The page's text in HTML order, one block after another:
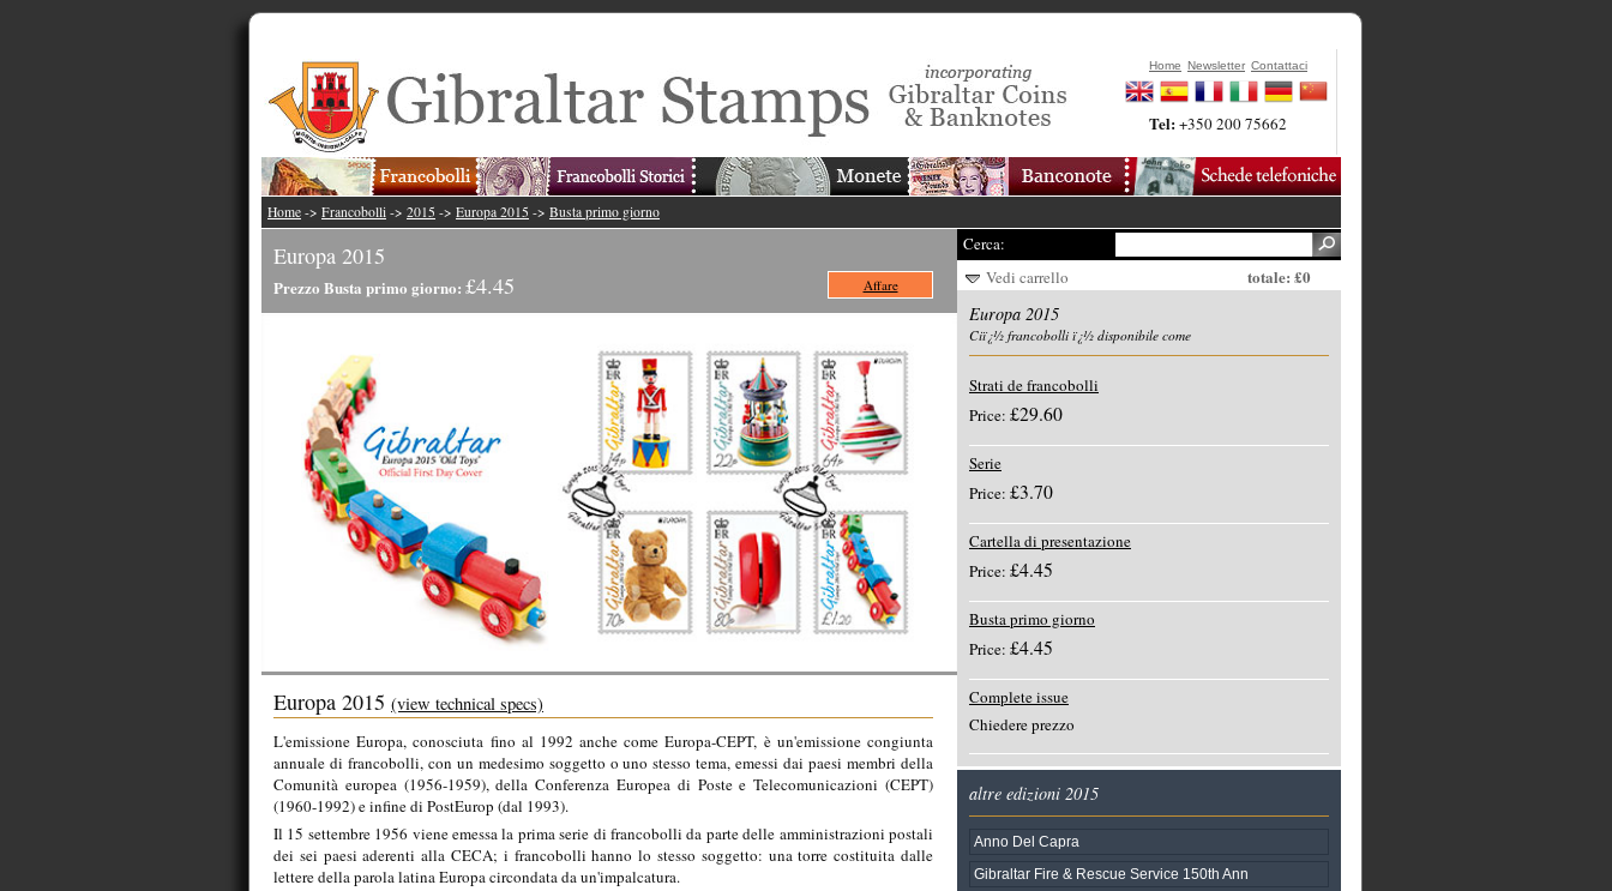
Home Newsletter Contattaci
Tel:+350 200 75662
Home -> Francobolli -> 2015 -> Europa 2015 -> Busta primo giorno
Europa 2015
Prezzo Busta primo giorno: £4.45 Affare
Europa 2015 (view technical specs)
L'emissione Europa, conosciuta fino al 1992 anche come Europa-CEPT, è un'emissione congiunta
annuale di francobolli, con un medesimo soggetto o uno stesso tema, emessi dai paesi membri della
Comunità europea (1956-1959), della Conferenza Europea di Poste e Telecomunicazioni (CEPT)
(1960-1992) e infine di PostEurop (dal 1993).
Il 15 settembre 1956 viene emessa la prima serie di francobolli da parte delle amministrazioni postali
dei sei paesi aderenti alla CECA; i francobolli hanno lo stesso soggetto: una torre costituita dalle
lettere della parola latina Europa circondata da un'impalcatura.
Cerca:
Vedi carrello
totale: £0
Europa 2015
Ciï¿½ francobolli ï¿½ disponibile come
Strati de francobolli
Price: £29.60
Serie
Price: £3.70
Cartella di presentazione
Price: £4.45
Busta primo giorno
Price: £4.45
Complete issue
Chiedere prezzo
altre edizioni 2015
Anno Del Capra
Gibraltar Fire & Rescue Service 150th Ann